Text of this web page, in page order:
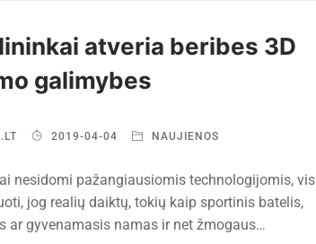
atveria beribes 3D
galimybes
2019-04-04 NAUJIENOS
nesidomi pažangiausiomis technologijomis, vis
jog realių daiktų, tokių kaip sportinis batelis,
ar gyvenamasis namas ir net žmogaus…